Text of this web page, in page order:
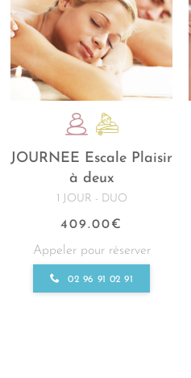
JOURNEE Escale Plaisir
à deux
1 JOUR - DUO
409.00€
Appeler pour réserver
02 96 91 02 91